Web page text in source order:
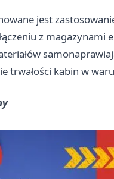
jest
z magazynami
trwałości kabin w